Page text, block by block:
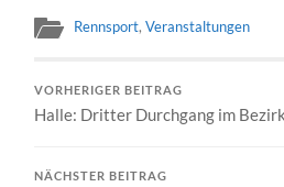
Rennsport,Veranstaltungen
VORHERIGER BEITRAG
Halle: Dritter Durchgang im
NÄCHSTER BEITRAG